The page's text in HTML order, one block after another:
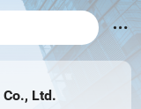
Ltd.